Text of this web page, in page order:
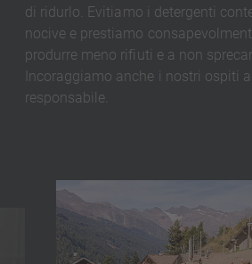
di ridurlo. Evitiamo i detergenti
nocive e prestiamo
produrre meno rifiuti e a non
Incoraggiamo anche i nostri ospiti
responsabile.